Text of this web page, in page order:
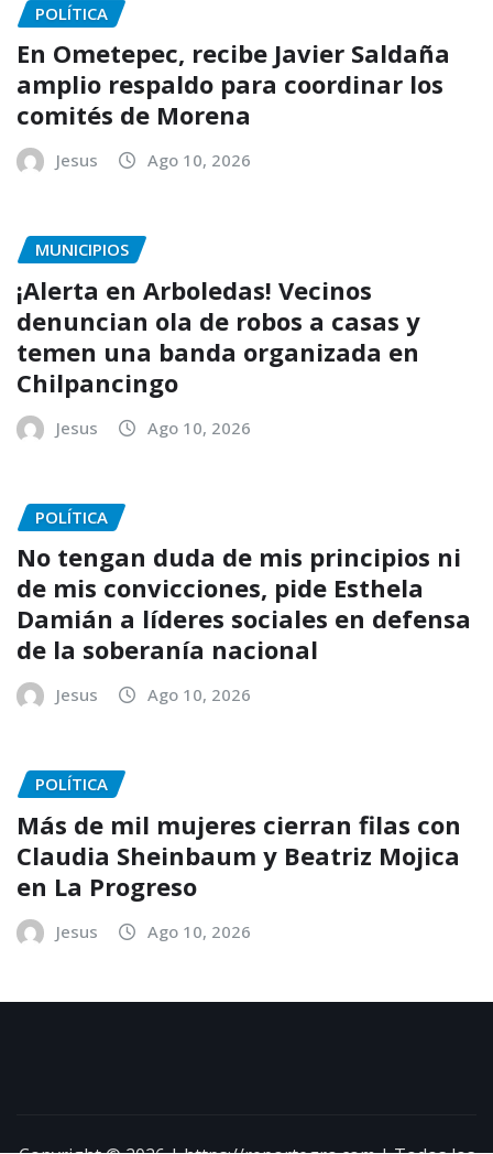
POLÍTICA
En Ometepec, recibe Javier Saldaña
amplio respaldo para coordinar los
comités de Morena
Jesus Ago 10, 2026
MUNICIPIOS
¡Alerta en Arboledas! Vecinos
denuncian ola de robos a casas y
temen una banda organizada en
Chilpancingo
Jesus Ago 10, 2026
POLÍTICA
No tengan duda de mis principios ni
de mis convicciones, pide Esthela
Damián a líderes sociales en defensa
de la soberanía nacional
Jesus Ago 10, 2026
POLÍTICA
Más de mil mujeres cierran filas con
Claudia Sheinbaum y Beatriz Mojica
en La Progreso
Jesus Ago 10, 2026